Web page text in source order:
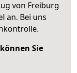
von Freiburg
an. Bei uns
Sie